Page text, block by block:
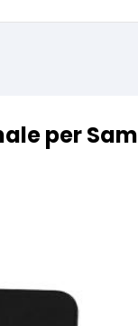
per